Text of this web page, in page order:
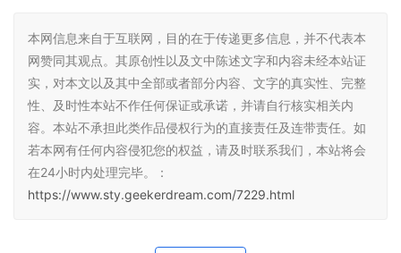
本网信息来自于互联网，目的在于传递更多信息，并不代表本
网赞同其观点。其原创性以及文中陈述文字和内容未经本站证
实，对本文以及其中全部或者部分内容、文字的真实性、完整
性、及时性本站不作任何保证或承诺，并请自行核实相关内
容。本站不承担此类作品侵权行为的直接责任及连带责任。如
若本网有任何内容侵犯您的权益，请及时联系我们，本站将会
在24小时内处理完毕。：
https://www.sty.geekerdream.com/7229.html